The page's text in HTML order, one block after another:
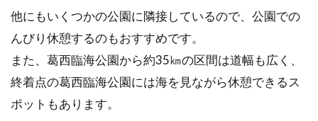
ロードバイクとピストバイク、その
違いと特徴
他にもいくつかの公園に隣接しているので、公園での
んびり休憩するのもおすすめです。
また、葛西臨海公園から約35㎞の区間は道幅も広く、
終着点の葛西臨海公園には海を見ながら休憩できるス
ポットもあります。